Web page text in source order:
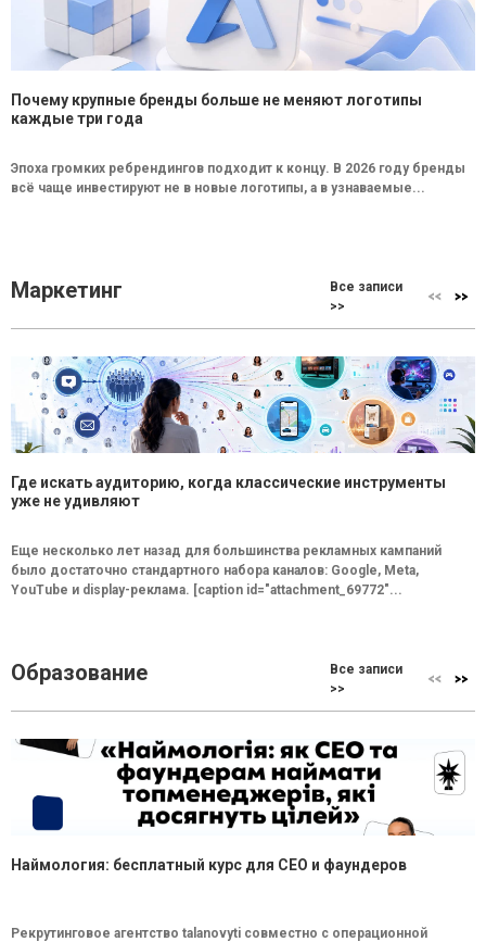
Почему крупные бренды больше не меняют логотипы
каждые три года
Эпоха громких ребрендингов подходит к концу. В 2026 году бренды
всё чаще инвестируют не в новые логотипы, а в узнаваемые...
Маркетинг
Все записи
>>
Где искать аудиторию, когда классические инструменты
уже не удивляют
Еще несколько лет назад для большинства рекламных кампаний
было достаточно стандартного набора каналов: Google, Meta,
YouTube и display-реклама. [caption id="attachment_69772"...
Образование
Все записи
>>
Наймология: бесплатный курс для CEO и фаундеров
Рекрутинговое агентство talanovyti совместно с операционной